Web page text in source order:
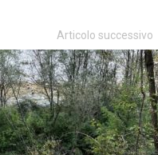
Articolo successivo